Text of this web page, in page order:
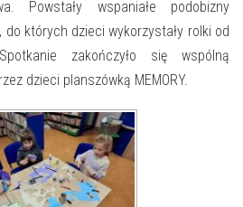
Powstały wspaniałe podobizny
których dzieci wykorzystały rolki od
zakończyło się wspólną
dzieci planszówką MEMORY.